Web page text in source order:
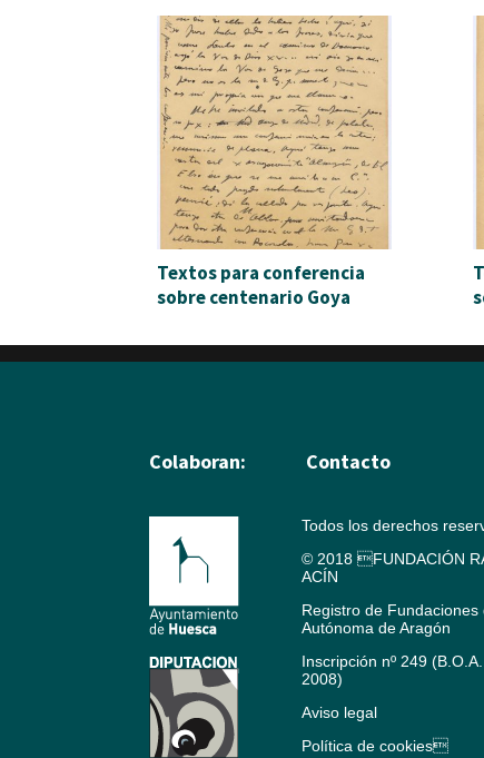
Textos para conferencia
sobre centenario Goya
Colaboran: Contacto
Todos los derechos
© 2018 FUNDACIÓN
ACÍN
Registro de Fundaciones
Autónoma de Aragón
Inscripción nº 249
2008)
Aviso legal
Política de cookies